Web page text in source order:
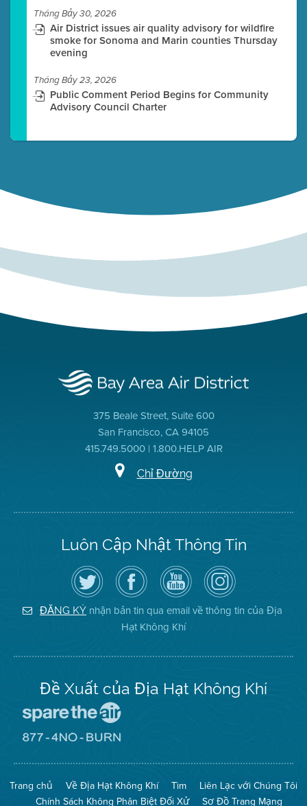
Tháng Bảy 30, 2026
Air District issues air quality advisory for wildfire
smoke for Sonoma and Marin counties Thursday
evening
Tháng Bảy 23, 2026
Public Comment Period Begins for Community
Advisory Council Charter
375 Beale Street, Suite 600
San Francisco, CA 94105
415.749.5000 | 1.800.HELP AIR
Chỉ Đường
Luôn Cập Nhật Thông Tin
Hãy
theo
dõi
Địa
Hạt
Không
Truy
cập
Trang
Facebook
của
Địa
Hạt
Kênh
YouTube
của
Địa
Hạt
Không
Khí
Air
District
on
Instagram
ĐĂNG KÝ nhận bản tin qua email về thông tin của Địa
Hạt Không Khí
Đề Xuất của Địa Hạt Không Khí
The
(Bảo
Toàn
Mạng
No
Burn
Trang chủ Về Địa Hạt Không Khí Tìm
Liên Lạc với Chúng Tôi
Chính Sách Không Phân Biệt Đối Xử
Sơ Đồ Trang Mạng